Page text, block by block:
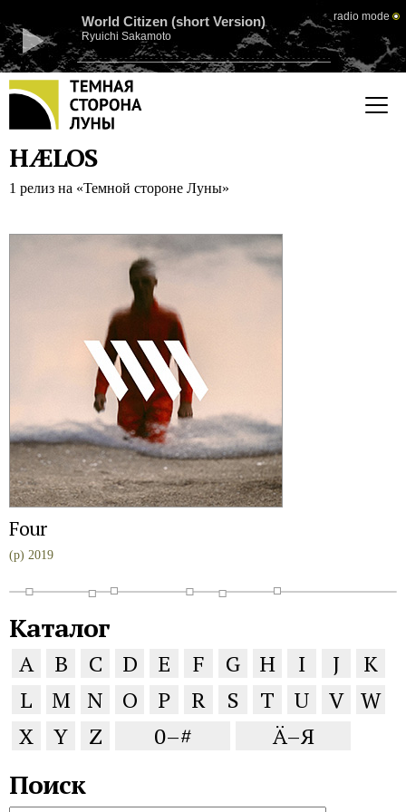
World Citizen (short Version)
Ryuichi Sakamoto
radio mode
HÆLOS
1 релиз на «Темной стороне Луны»
Four
(p) 2019
Каталог
A B C D E F G H I J
K
L
M N O P R S T U V W
X
Y Z 0–# Ä–Я
Поиск